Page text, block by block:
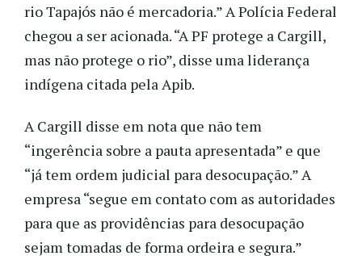
rio Tapajós não é mercadoria.” A Polícia Federal
chegou a ser acionada. “A PF protege a Cargill,
mas não protege o rio”, disse uma liderança
indígena citada pela Apib.
A Cargill disse em nota que não tem
“ingerência sobre a pauta apresentada” e que
“já tem ordem judicial para desocupação.” A
empresa “segue em contato com as autoridades
para que as providências para desocupação
sejam tomadas de forma ordeira e segura.”